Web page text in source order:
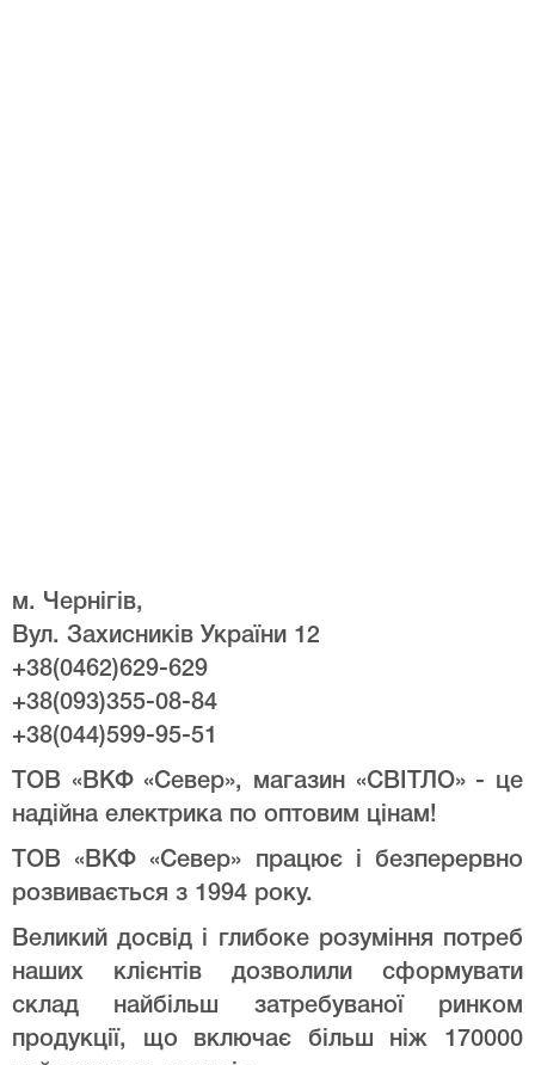
м. Чернігів,
Вул. Захисників України 12
+38(0462)629-629
+38(093)355-08-84
+38(044)599-95-51
ТОВ «ВКФ «Север», магазин «СВІТЛО» - це
надійна електрика по оптовим цінам!
ТОВ «ВКФ «Север» працює і безперервно
розвивається з 1994 року.
Великий досвід і глибоке розуміння потреб
наших клієнтів дозволили сформувати
склад найбільш затребуваної ринком
продукції, що включає більш ніж 170000